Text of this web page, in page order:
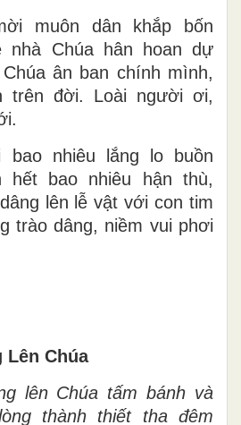
muôn dân khắp bốn
nhà Chúa hân hoan dự
ân ban chính mình,
trên đời. Loài người ơi,
bao nhiêu lắng lo buồn
hết bao nhiêu hận thù,
lên lễ vật với con tim
trào dâng, niềm vui phơi
Lên Chúa
lên Chúa tấm bánh và
thành thiết tha đêm